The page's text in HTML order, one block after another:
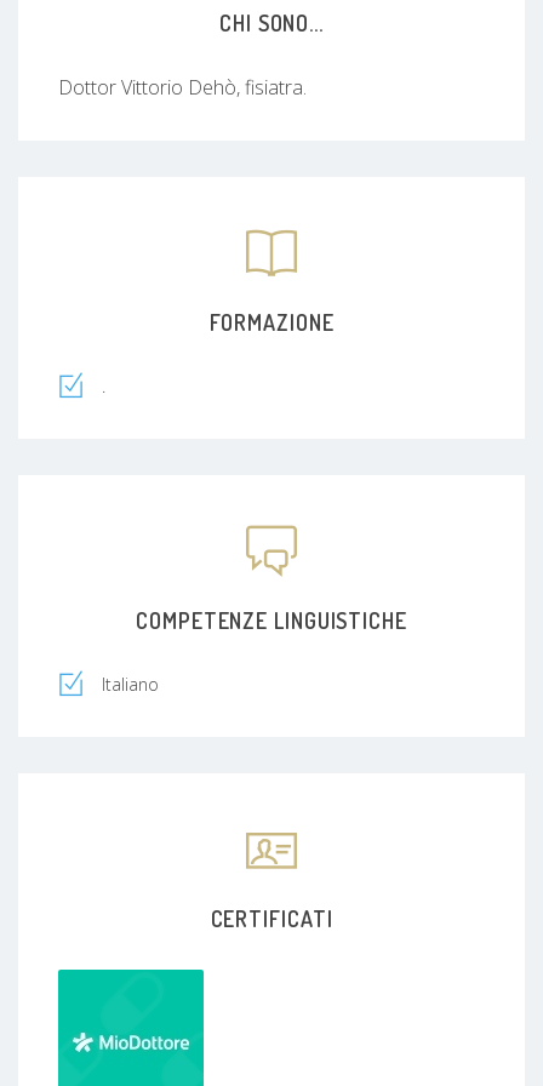
CHI SONO...
Dottor Vittorio Dehò, fisiatra.
FORMAZIONE
.
COMPETENZE LINGUISTICHE
Italiano
CERTIFICATI